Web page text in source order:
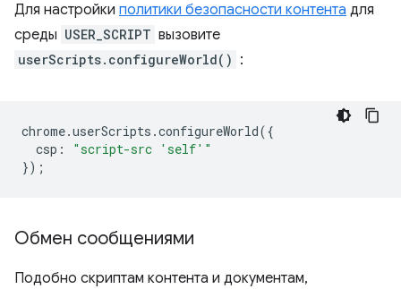
Для настройки политики безопасности контента для
среды USER_SCRIPT вызовите
userScripts.configureWorld() :
chrome.userScripts .configureWorld({
csp :
"script-src 'self'"
});
Обмен сообщениями
Подобно скриптам контента и документам,